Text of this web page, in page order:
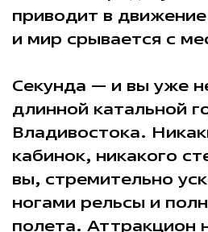
приводит в
и мир срывается с
Секунда — и вы уже
длинной катальной
Владивостока.
кабинок, никакого
вы, стремительно
ногами рельсы и
полета. Аттракцион